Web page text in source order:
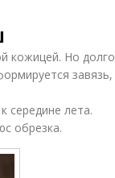
кожицей. Но долго
завязь,
середине лета.
обрезка.